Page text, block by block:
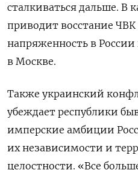
сталкиваться дальше. В
приводит восстание
напряженность в
в Москве.
Также украинский
убеждает республики
имперские амбиции
их независимости и
целостности. «Все